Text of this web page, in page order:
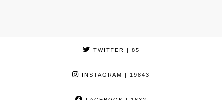
TWITTER | 85
INSTAGRAM | 19843